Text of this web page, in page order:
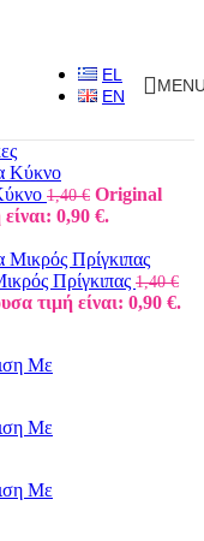
EL
EN
1,40€ Original
0,90 €.
Πρίγκιπας 1,40€
τιμή είναι: 0,90 €.